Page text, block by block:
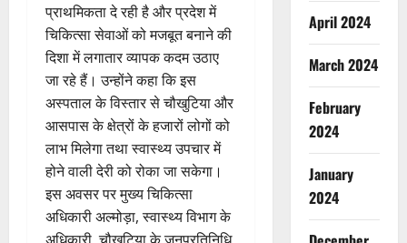
प्राथमिकता दे रही है और प्रदेश में
चिकित्सा सेवाओं को मजबूत बनाने की
दिशा में लगातार व्यापक कदम उठाए
जा रहे हैं। उन्होंने कहा कि इस
अस्पताल के विस्तार से चौखुटिया और
आसपास के क्षेत्रों के हजारों लोगों को
लाभ मिलेगा तथा स्वास्थ्य उपचार में
होने वाली देरी को रोका जा सकेगा।
इस अवसर पर मुख्य चिकित्सा
अधिकारी अल्मोड़ा, स्वास्थ्य विभाग के
April 2024
March 2024
February
2024
January
2024